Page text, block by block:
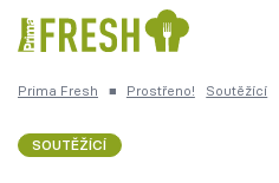
Česká kuchyně
Prima Fresh ■ Prostřeno! Soutěžící
SOUTĚŽÍCÍ